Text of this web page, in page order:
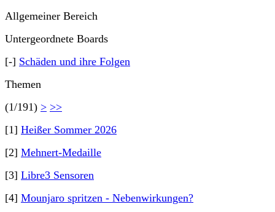
Allgemeiner Bereich
Untergeordnete Boards
[-] Schäden und ihre Folgen
Themen
(1/191) > >>
[1] Heißer Sommer 2026
[2] Mehnert-Medaille
[3] Libre3 Sensoren
[4] Mounjaro spritzen - Nebenwirkungen?